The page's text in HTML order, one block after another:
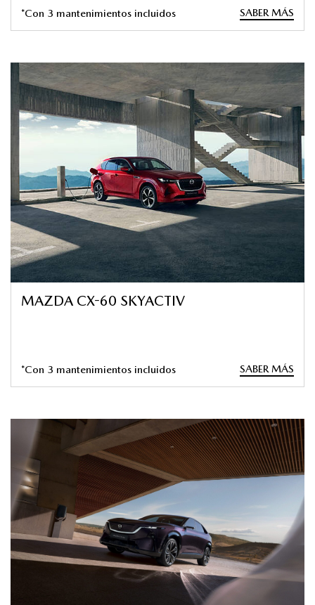
*Con 3 mantenimientos incluidos SABER MÁS
MAZDA CX-60 SKYACTIV
*Con 3 mantenimientos incluidos SABER MÁS